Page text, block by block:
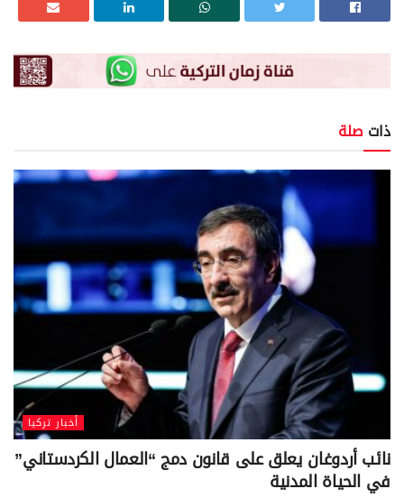
ذات صلة
أخبار تركيا
نائب أردوغان يعلق على قانون دمج “العمال الكردستاني”
في الحياة المدنية